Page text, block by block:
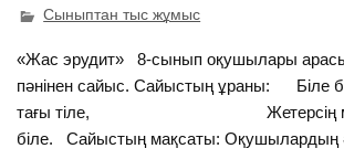
Сыныптан тыс жұмыс
«Жас эрудит» 8-сынып оқушылары
пәнінен сайыс. Сайыстың ұраны: Біле
тағы тіле, Жетерсің
біле. Сайыстың мақсаты: Оқушылардың